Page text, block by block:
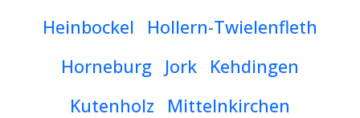
Heinbockel
Hollern-Twielenfleth
Horneburg
Jork
Kehdingen
Kutenholz
Mittelnkirchen